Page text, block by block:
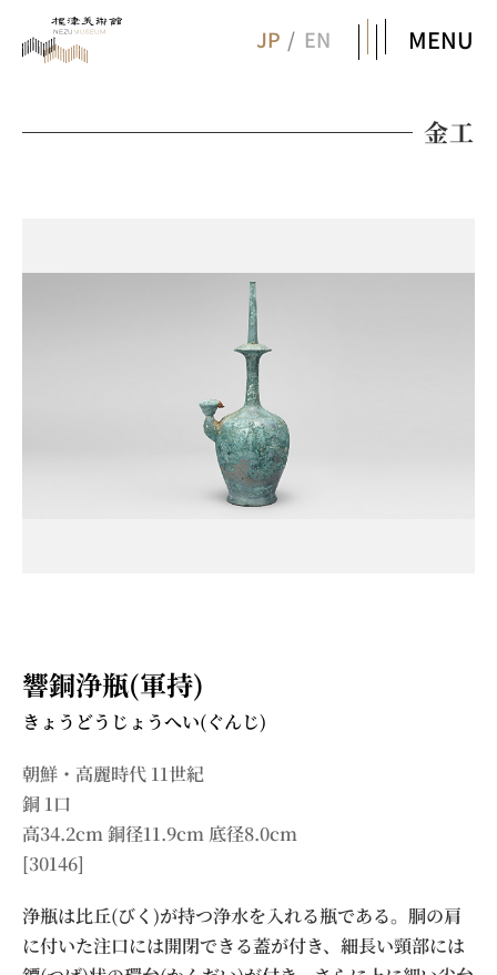
JP EN MENU
金工
響銅浄瓶(軍持)
きょうどうじょうへい(ぐんじ)
朝鮮・高麗時代 11世紀
銅 1口
高34.2cm 銅径11.9cm 底径8.0cm
[30146]
浄瓶は比丘(びく)が持つ浄水を入れる瓶である。胴の肩
に付いた注口には開閉できる蓋が付き、細長い頸部には